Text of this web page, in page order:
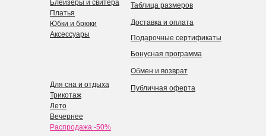
Таблица размеров
Доставка и оплата
Обмен и возврат
Бонусная программа
Публичная оферта
Подарочные сертификаты
Для сна и отдыха
Трикотаж
Лето
Вечернее
Распродажа -50%
Блейзеры и свитера
Платья
Юбки и брюки
Аксессуары